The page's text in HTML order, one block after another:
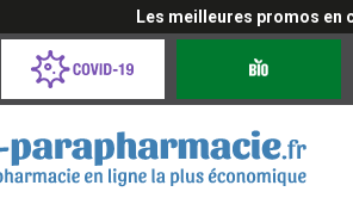
Les meilleures promos en
Coronavirus